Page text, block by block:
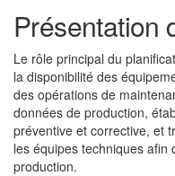
Présentation
Le rôle principal du
la disponibilité des
des opérations de
données de production,
préventive et corrective, et
les équipes techniques
production.